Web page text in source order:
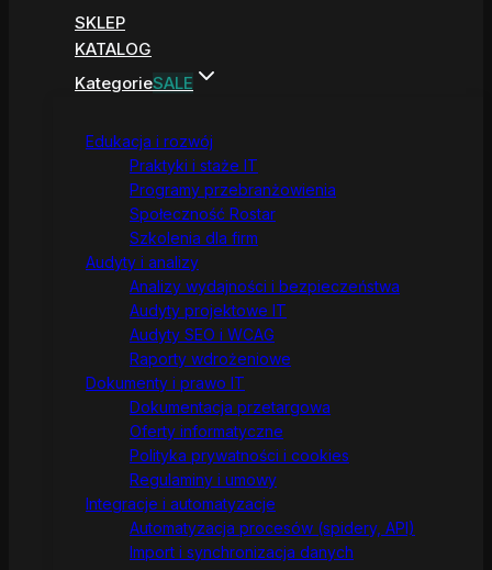
SKLEP
KATALOG
KategorieSALE
Edukacja i rozwój
Praktyki i staże IT
Programy przebranżowienia
Społeczność Rostar
Szkolenia dla firm
Audyty i analizy
Analizy wydajności i bezpieczeństwa
Audyty projektowe IT
Audyty SEO i WCAG
Raporty wdrożeniowe
Dokumenty i prawo IT
Dokumentacja przetargowa
Oferty informatyczne
Polityka prywatności i cookies
Regulaminy i umowy
Integracje i automatyzacje
Automatyzacja procesów (spidery, API)
Import i synchronizacja danych